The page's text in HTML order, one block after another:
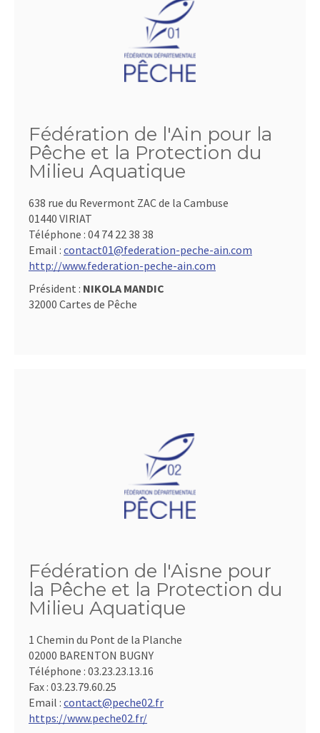
Fédération de l'Ain pour la
Pêche et la Protection du
Milieu Aquatique
638 rue du Revermont ZAC de la Cambuse
01440 VIRIAT
Téléphone : 04 74 22 38 38
Email : contact01@federation-peche-ain.com
http://www.federation-peche-ain.com
Président : NIKOLA MANDIC
32000 Cartes de Pêche
Fédération de l'Aisne pour
la Pêche et la Protection du
Milieu Aquatique
1 Chemin du Pont de la Planche
02000 BARENTON BUGNY
Téléphone : 03.23.23.13.16
Fax : 03.23.79.60.25
Email : contact@peche02.fr
https://www.peche02.fr/